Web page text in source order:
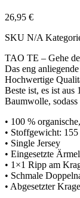
26,95 €
SKU N/A
TAO TE – Gehe
Das eng
Hochwertige
Beste ist, es ist aus
Baumwolle,
• 100 %
• Stoffgewicht: 155
• Single Jersey
• Eingesetzte Ärmel
• 1×1 Ripp am
• Schmale
• Abgesetzter